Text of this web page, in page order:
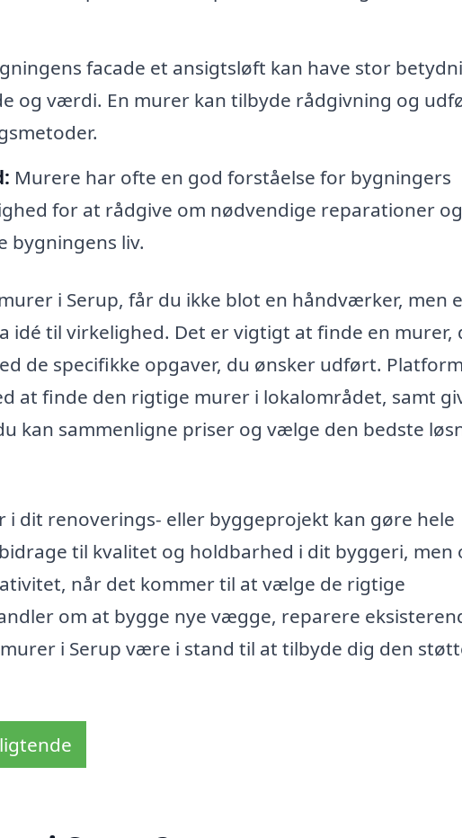
facade et ansigtsløft kan have stor
og værdi. En murer kan tilbyde rådgivning og
Murere har ofte en god forståelse for bygningers
for at rådgive om nødvendige reparationer og
bygningens liv.
i Serup, får du ikke blot en håndværker, men
idé til virkelighed. Det er vigtigt at finde en murer,
de specifikke opgaver, du ønsker udført.
at finde den rigtige murer i lokalområdet, samt
kan sammenligne priser og vælge den bedste
dit renoverings- eller byggeprojekt kan gøre hele
til kvalitet og holdbarhed i dit byggeri, men
når det kommer til at vælge de rigtige
om at bygge nye vægge, reparere
i Serup være i stand til at tilbyde dig den